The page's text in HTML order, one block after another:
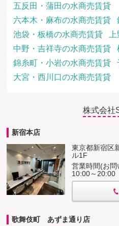
五反田・蒲田の水商売賃貸
六本木・麻布の水商売賃貸
池袋・板橋の水商売賃貸
中野・吉祥寺の水商売賃貸
錦糸町・小岩の水商売賃貸
大宮・西川口の水商売賃貸
株式会社
新宿本店
東京都新宿区
ル1F
営業時間(お
10:00～20:00
歌舞伎町 あずま通り店